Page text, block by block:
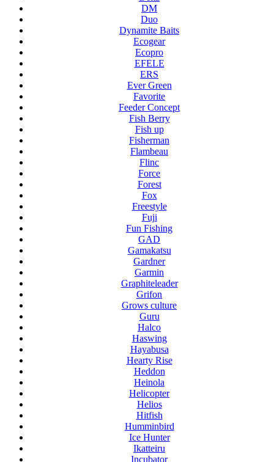
DM
Duo
Dynamite Baits
Ecogear
Ecopro
EFELE
ERS
Ever Green
Favorite
Feeder Concept
Fish Berry
Fish up
Fisherman
Flambeau
Flinc
Force
Forest
Fox
Freestyle
Fuji
Fun Fishing
GAD
Gamakatsu
Gardner
Garmin
Graphiteleader
Grifon
Grows culture
Guru
Halco
Haswing
Hayabusa
Hearty Rise
Heddon
Heinola
Helicopter
Helios
Hitfish
Humminbird
Ice Hunter
Ikatteiru
Incubator